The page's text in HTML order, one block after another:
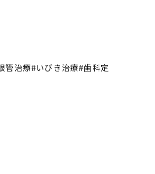
管治療#いびき治療#歯科定